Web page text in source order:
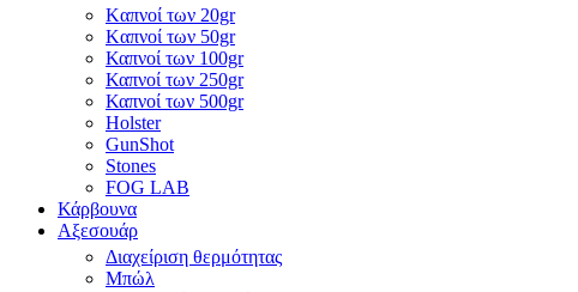
Kαπνοί των 20gr
Kαπνοί των 50gr
Καπνοί των 100gr
Καπνοί των 250gr
Καπνοί των 500gr
Holster
GunShot
Stones
FOG LAB
Κάρβουνα
Αξεσουάρ
Διαχείριση θερμότητας
Μπώλ